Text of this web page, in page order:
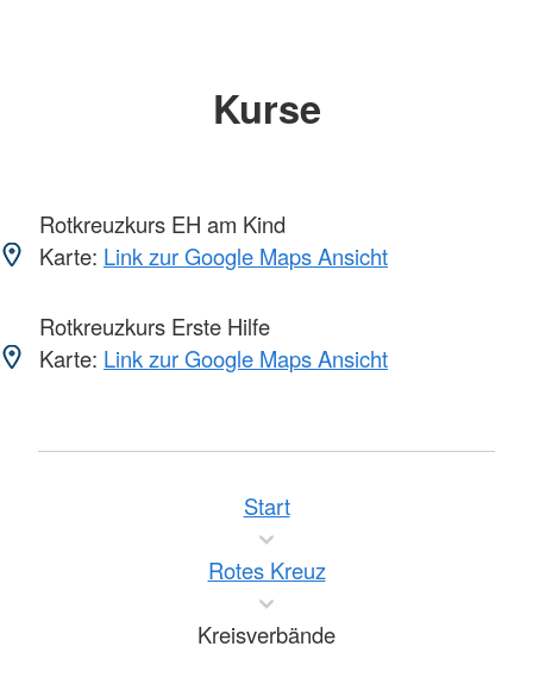
Kurse
Rotkreuzkurs EH am Kind
Karte: Link zur Google Maps Ansicht
Rotkreuzkurs Erste Hilfe
Karte: Link zur Google Maps Ansicht
Start
Rotes Kreuz
Kreisverbände